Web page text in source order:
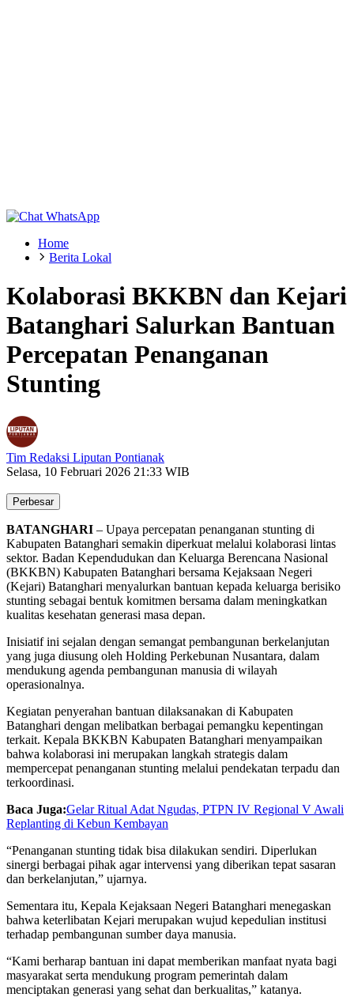
Home
Berita Lokal
Kolaborasi BKKBN dan Kejari
Batanghari Salurkan Bantuan
Percepatan Penanganan
Stunting
Tim Redaksi Liputan Pontianak
Selasa, 10 Februari 2026 21:33 WIB
Perbesar
BATANGHARI – Upaya percepatan penanganan stunting di
Kabupaten Batanghari semakin diperkuat melalui kolaborasi lintas
sektor. Badan Kependudukan dan Keluarga Berencana Nasional
(BKKBN) Kabupaten Batanghari bersama Kejaksaan Negeri
(Kejari) Batanghari menyalurkan bantuan kepada keluarga berisiko
stunting sebagai bentuk komitmen bersama dalam meningkatkan
kualitas kesehatan generasi masa depan.
Inisiatif ini sejalan dengan semangat pembangunan berkelanjutan
yang juga diusung oleh Holding Perkebunan Nusantara, dalam
mendukung agenda pembangunan manusia di wilayah
operasionalnya.
Kegiatan penyerahan bantuan dilaksanakan di Kabupaten
Batanghari dengan melibatkan berbagai pemangku kepentingan
terkait. Kepala BKKBN Kabupaten Batanghari menyampaikan
bahwa kolaborasi ini merupakan langkah strategis dalam
mempercepat penanganan stunting melalui pendekatan terpadu dan
terkoordinasi.
Baca Juga:Gelar Ritual Adat Ngudas, PTPN IV Regional V Awali
Replanting di Kebun Kembayan
“Penanganan stunting tidak bisa dilakukan sendiri. Diperlukan
sinergi berbagai pihak agar intervensi yang diberikan tepat sasaran
dan berkelanjutan,” ujarnya.
Sementara itu, Kepala Kejaksaan Negeri Batanghari menegaskan
bahwa keterlibatan Kejari merupakan wujud kepedulian institusi
terhadap pembangunan sumber daya manusia.
“Kami berharap bantuan ini dapat memberikan manfaat nyata bagi
masyarakat serta mendukung program pemerintah dalam
menciptakan generasi yang sehat dan berkualitas,” katanya.